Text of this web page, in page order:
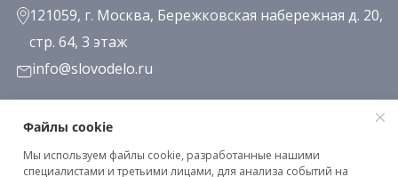
121059, г. Москва, Бережковская набережная д. 20,
стр. 64, 3 этаж
info@slovodelo.ru
Заказать звонок
Подписаться на рассылку
Файлы cookie
Мы используем файлы cookie, разработанные нашими
специалистами и третьими лицами, для анализа событий на